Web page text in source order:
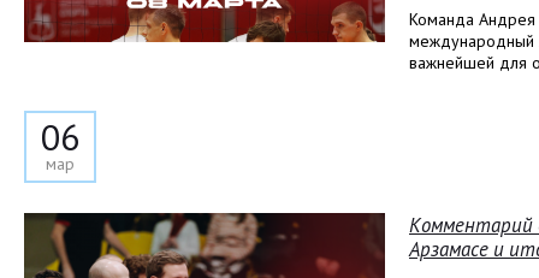
06
мар
Команда Андрея
международный
важнейшей для
Комментарий
Арзамасе и